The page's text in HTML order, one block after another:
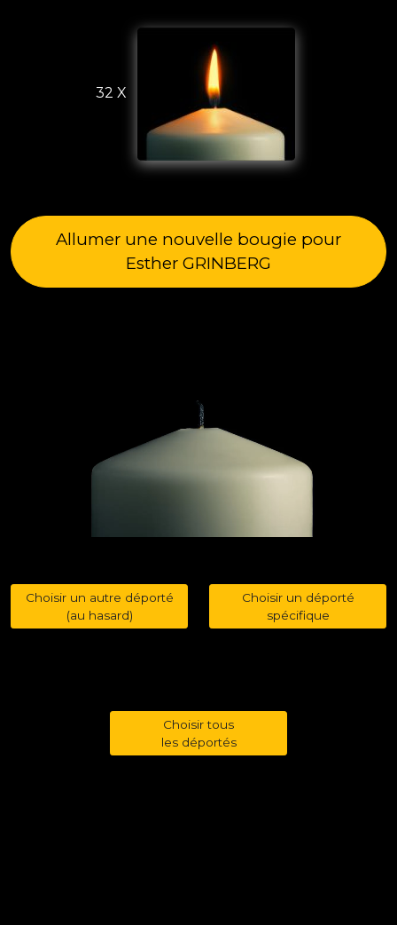
32 X
Allumer une nouvelle bougie pour
Esther GRINBERG
Choisir un autre déporté
(au hasard)
Choisir un déporté
spécifique
Choisir tous
les déportés